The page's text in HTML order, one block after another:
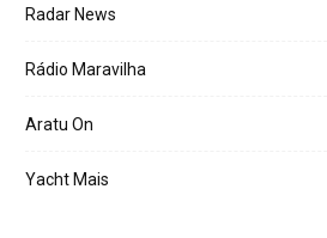
Radar News
Rádio Maravilha
Aratu On
Yacht Mais